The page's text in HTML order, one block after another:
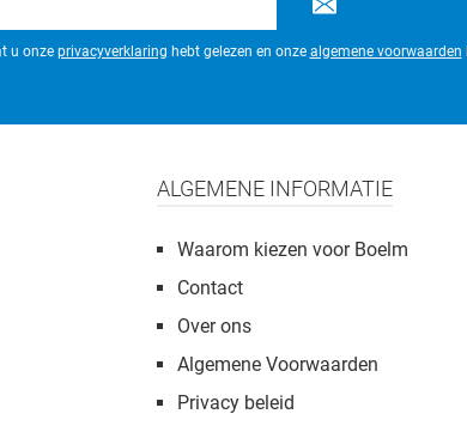
u onze privacyverklaring hebt gelezen en onze algemene voorwaarden
ALGEMENE INFORMATIE
Waarom kiezen voor Boelm
Contact
Over ons
Algemene Voorwaarden
Privacy beleid